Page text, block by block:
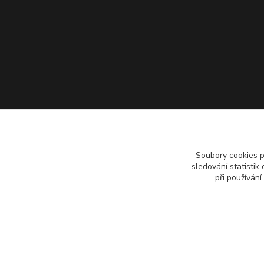
Soubory cookies
sledování statistik
při